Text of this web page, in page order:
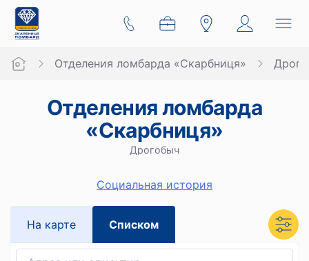
Отделения ломбарда «Скарбниця»
Отделения ломбарда
«Скарбниця»
Дрогобыч
Социальная история
На карте Списком